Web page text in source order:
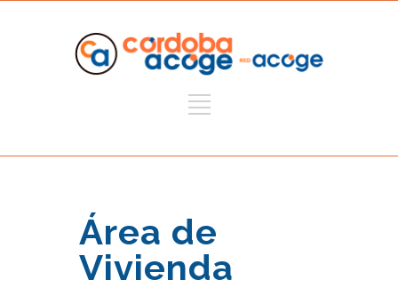
Área de
Vivienda